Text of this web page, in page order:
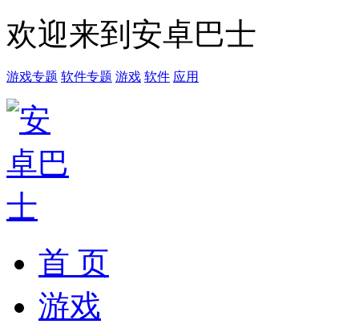
欢迎来到安卓巴士
游戏专题 软件专题 游戏 软件 应用
首 页
游戏